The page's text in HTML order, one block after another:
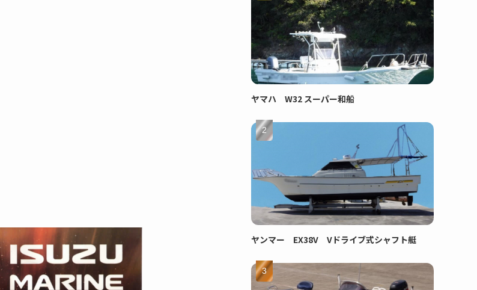
ヤマハ W32 スーパー和船
ヤンマー EX38V Vドライブ式シャフト艇